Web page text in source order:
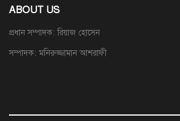
ABOUT US
প্রধান সম্পাদক: রিয়াজ হোসেন
সম্পাদক: মনিরুজ্জামান আশরাফী